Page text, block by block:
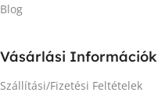
Blog
Vásárlási Információk
Szállítási/Fizetési Feltételek